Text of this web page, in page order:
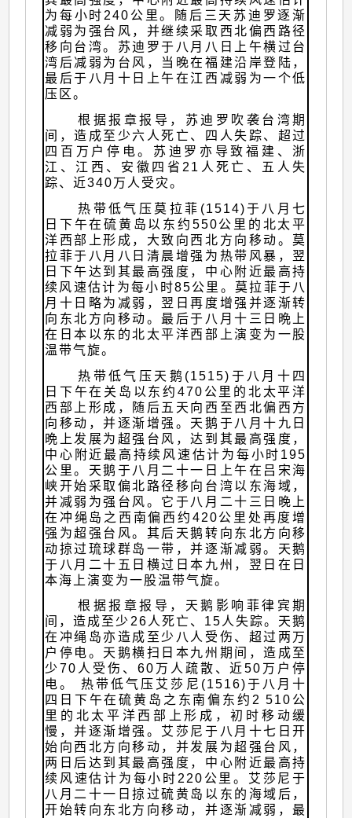
为每小时240公里。随后三天苏迪罗逐渐
减弱为强台风，并继续采取西北偏西路径
移向台湾。苏迪罗于八月八日上午横过台
湾后减弱为台风，当晚在福建沿岸登陆，
最后于八月十日上午在江西减弱为一个低
压区。
根据报章报导，苏迪罗吹袭台湾期
间，造成至少六人死亡、四人失踪、超过
四百万户停电。苏迪罗亦导致福建、浙
江、江西、安徽四省21人死亡、五人失
踪、近340万人受灾。
热带低气压莫拉菲(1514)于八月七
日下午在硫黄岛以东约550公里的北太平
洋西部上形成，大致向西北方向移动。莫
拉菲于八月八日清晨增强为热带风暴，翌
日下午达到其最高强度，中心附近最高持
续风速估计为每小时85公里。莫拉菲于八
月十日略为减弱，翌日再度增强并逐渐转
向东北方向移动。最后于八月十三日晩上
在日本以东的北太平洋西部上演变为一股
温带气旋。
热带低气压天鹅(1515)于八月十四
日下午在关岛以东约470公里的北太平洋
西部上形成，随后五天向西至西北偏西方
向移动，并逐渐增强。天鹅于八月十九日
晩上发展为超强台风，达到其最高强度，
中心附近最高持续风速估计为每小时195
公里。天鹅于八月二十一日上午在吕宋海
峡开始采取偏北路径移向台湾以东海域，
并减弱为强台风。它于八月二十三日晚上
在冲绳岛之西南偏西约420公里处再度增
强为超强台风。其后天鹅转向东北方向移
动掠过琉球群岛一带，并逐渐减弱。天鹅
于八月二十五日横过日本九州，翌日在日
本海上演变为一股温带气旋。
根据报章报导，天鹅影响菲律宾期
间，造成至少26人死亡、15人失踪。天鹅
在冲绳岛亦造成至少八人受伤、超过两万
户停电。天鹅横扫日本九州期间，造成至
少70人受伤、60万人疏散、近50万户停
电。 热带低气压艾莎尼(1516)于八月十
四日下午在硫黄岛之东南偏东约2 510公
里的北太平洋西部上形成，初时移动缓
慢，并逐渐增强。艾莎尼于八月十七日开
始向西北方向移动，并发展为超强台风，
两日后达到其最高强度，中心附近最高持
续风速估计为每小时220公里。艾莎尼于
八月二十一日掠过硫黄岛以东的海域后，
开始转向东北方向移动，并逐渐减弱，最